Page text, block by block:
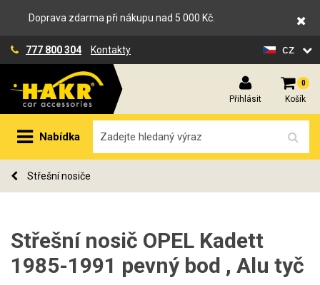
Doprava zdarma při nákupu nad 5 000 Kč.
777 800 304 Kontakty cz
Přihlásit
0
Košík
Nabídka
Střešní nosiče
Střešní nosič OPEL Kadett
1985-1991 pevný bod , Alu tyč